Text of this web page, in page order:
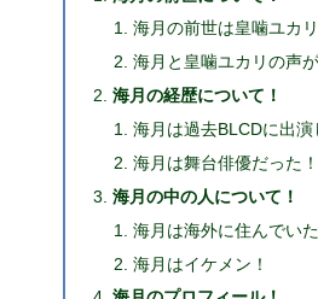
海月の前世は皇噛ユカ
海月と皇噛ユカリの声
海月の経歴について！
海月は過去BLCDに出演
海月は舞台俳優だった！
海月の中の人について！
海月は海外に住んでいた
海月はイケメン！